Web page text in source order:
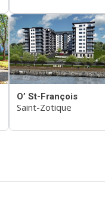
O’ St-François
Saint-Zotique